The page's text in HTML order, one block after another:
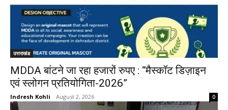
उत्तराखंड
MDDA बांटने जा रहा हजारों रुपए : “मैस्कॉट डिज़ाइन
एवं स्लोगन प्रतियोगिता-2026”
Indresh Kohli - August 2, 2026 0